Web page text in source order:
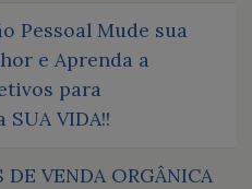
Pessoal Mude sua
e Aprenda a
para
VIDA!!
DE VENDA ORGÂNICA